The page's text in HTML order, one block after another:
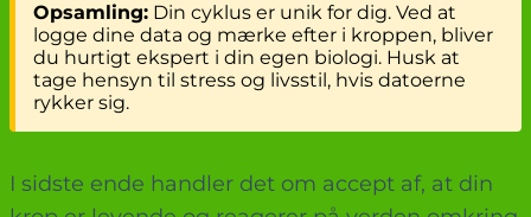
Opsamling: Din cyklus er unik for dig. Ved at
logge dine data og mærke efter i kroppen, bliver
du hurtigt ekspert i din egen biologi. Husk at
tage hensyn til stress og livsstil, hvis datoerne
rykker sig.
I sidste ende handler det om accept af, at din